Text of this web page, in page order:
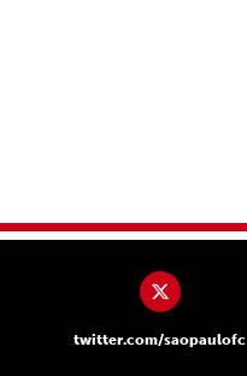
twitter.com/saopaulofc